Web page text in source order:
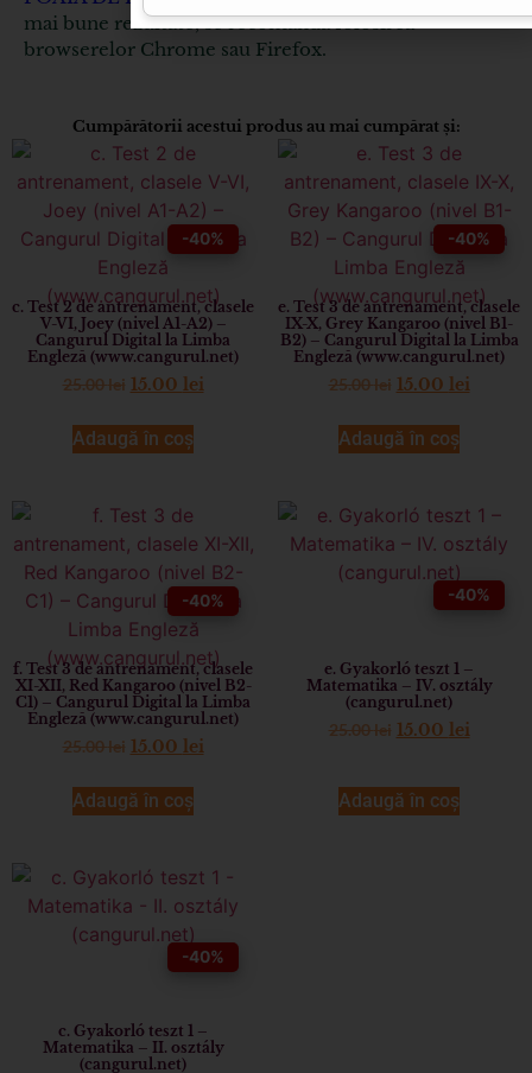
mai bune rezultate, se recomandă folosirea
browserelor Chrome sau Firefox.
Cumpărătorii acestui produs au mai cumpărat și:
-40%
c. Test 2 de antrenament, clasele
V-VI, Joey (nivel A1-A2) –
Cangurul Digital la Limba
Engleză (www.cangurul.net)
25.00lei 15.00 lei
Adaugă în coș
-40%
e. Test 3 de antrenament, clasele
IX-X, Grey Kangaroo (nivel B1-
B2) – Cangurul Digital la Limba
Engleză (www.cangurul.net)
25.00lei 15.00 lei
Adaugă în coș
-40%
f. Test 3 de antrenament, clasele
XI-XII, Red Kangaroo (nivel B2-
C1) – Cangurul Digital la Limba
Engleză (www.cangurul.net)
25.00lei 15.00 lei
Adaugă în coș
-40%
e. Gyakorló teszt 1 –
Matematika – IV. osztály
(cangurul.net)
25.00lei 15.00 lei
Adaugă în coș
-40%
c. Gyakorló teszt 1 –
Matematika – II. osztály
(cangurul.net)